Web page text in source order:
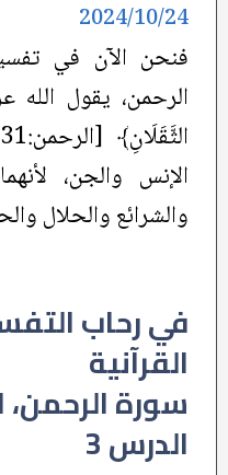
فنحن الآن في
الرحمن، يقول
الإنس والجن،
والشرائع والحلال
2024/10/24
في رحاب
القرآنية
الدرس 3